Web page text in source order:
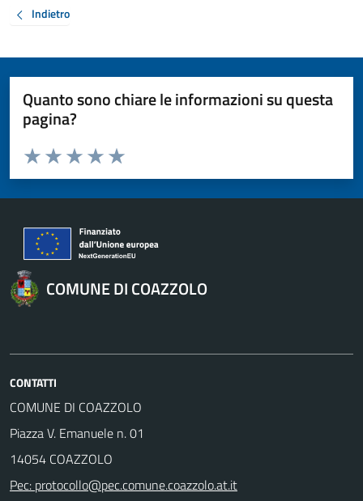
Indietro
Quanto sono chiare le informazioni su questa
pagina?
Valuta da 1 a 5 stelle la pagina
Valuta 5 stelle su 5
Valuta 4 stelle su 5
Valuta 3 stelle su 5
Valuta 2 stelle su 5
Valuta 1 stelle su 5
COMUNE DI COAZZOLO
CONTATTI
COMUNE DI COAZZOLO
Piazza V. Emanuele n. 01
14054 COAZZOLO
Pec: protocollo@pec.comune.coazzolo.at.it